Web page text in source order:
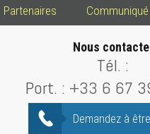
Partenaires
Nous
Tél. :
Port. : +33 6 67
Demandez à